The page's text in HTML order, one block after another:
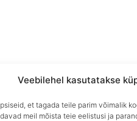
Veebilehel kasutatakse
et tagada teile parim võimalik
meil mõista teie eelistusi ja